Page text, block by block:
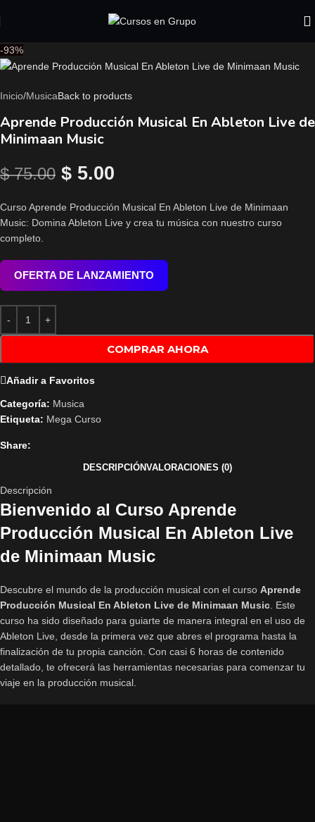
-93%
Inicio/MusicaBack to products
Aprende Producción Musical En Ableton Live de
Minimaan Music
$75.00 $ 5.00
Curso Aprende Producción Musical En Ableton Live de Minimaan
Music: Domina Ableton Live y crea tu música con nuestro curso
completo.
OFERTA DE LANZAMIENTO
COMPRAR AHORA
Añadir a Favoritos
Categoría: Musica
Etiqueta: Mega Curso
Share:
DESCRIPCIÓNVALORACIONES (0)
Descripción
Bienvenido al Curso Aprende
Producción Musical En Ableton Live
de Minimaan Music
Descubre el mundo de la producción musical con el curso Aprende
Producción Musical En Ableton Live de Minimaan Music. Este
curso ha sido diseñado para guiarte de manera integral en el uso de
Ableton Live, desde la primera vez que abres el programa hasta la
finalización de tu propia canción. Con casi 6 horas de contenido
detallado, te ofrecerá las herramientas necesarias para comenzar tu
viaje en la producción musical.